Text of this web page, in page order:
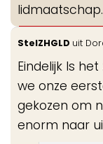
lidmaatschap.
StelZHGLD uit
Eindelijk Is
we onze
gekozen om
enorm naar